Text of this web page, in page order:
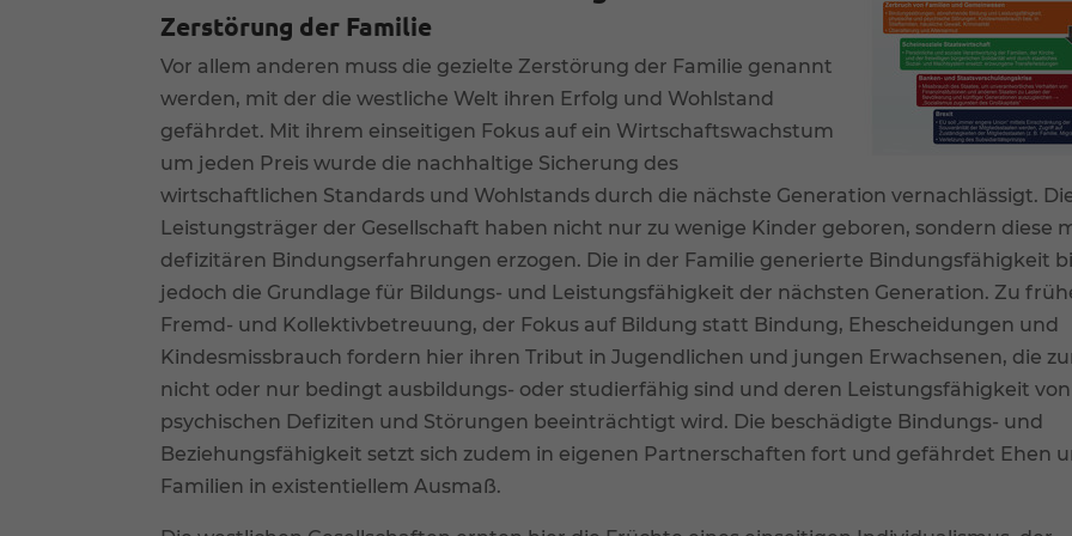
Zerstörung der Familie
Vor allem anderen muss die gezielte Zerstörung der Familie genannt
werden, mit der die westliche Welt ihren Erfolg und Wohlstand
gefährdet. Mit ihrem einseitigen Fokus auf ein Wirtschaftswachstum
um jeden Preis wurde die nachhaltige Sicherung des
wirtschaftlichen Standards und Wohlstands durch die nächste Generation vernachlässigt.
Leistungsträger der Gesellschaft haben nicht nur zu wenige Kinder geboren, sondern diese
defizitären Bindungserfahrungen erzogen. Die in der Familie generierte Bindungsfähigkeit
jedoch die Grundlage für Bildungs- und Leistungsfähigkeit der nächsten Generation. Zu
Fremd- und Kollektivbetreuung, der Fokus auf Bildung statt Bindung, Ehescheidungen und
Kindesmissbrauch fordern hier ihren Tribut in Jugendlichen und jungen Erwachsenen, die
nicht oder nur bedingt ausbildungs- oder studierfähig sind und deren Leistungsfähigkeit von
psychischen Defiziten und Störungen beeinträchtigt wird. Die beschädigte Bindungs- und
Beziehungsfähigkeit setzt sich zudem in eigenen Partnerschaften fort und gefährdet Ehen
Familien in existentiellem Ausmaß.
Datenschutzeinstellungen
Essenziell (1)
Essenzielle Cookies ermöglichen grundlegende Funktionen und sind für die
einwandfreie Funktion der Website erforderlich.
Cookie-Informationen anzeigen
Externe Medien (7)
Inhalte von Videoplattformen und Social-Media-Plattformen werden
standardmäßig blockiert. Wenn Cookies von externen Medien akzeptiert
bedarf der Zugriff auf diese Inhalte keiner manuellen Einwilligung mehr.
Cookie-Informationen anzeigen
Datenschutzerklärung